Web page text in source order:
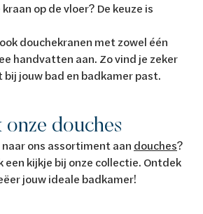
op de vloer? De keuze is
douchekranen met zowel één
handvatten aan. Zo vind je zeker
jouw bad en badkamer past.
douches
ons assortiment aan douches?
een kijkje bij onze collectie. Ontdek
jouw ideale badkamer!